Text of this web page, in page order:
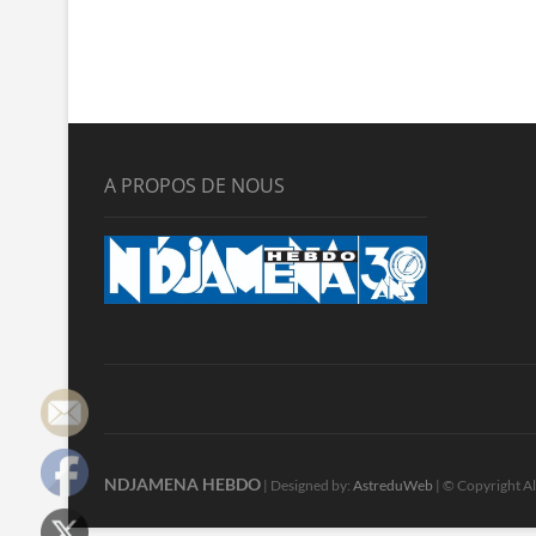
A PROPOS DE NOUS
NDJAMENA HEBDO | Designed by: AstreduWeb | © Copyright